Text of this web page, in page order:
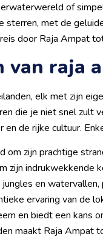
of
sterren, met de
door Raja Ampat
van raja
elk met zijn
die je niet snel zult
de rijke cultuur.
zijn prachtige
zijn indrukwekkende
en
ervaring van de
en biedt een kans
maakt Raja